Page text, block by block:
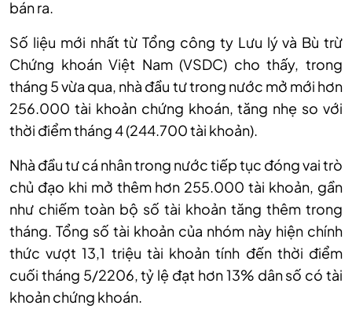
bán ra.
Số liệu mới nhất từ Tổng công ty Lưu lý và Bù trừ
Chứng khoán Việt Nam (VSDC) cho thấy, trong
tháng 5 vừa qua, nhà đầu tư trong nước mở mới hơn
256.000 tài khoản chứng khoán, tăng nhẹ so với
thời điểm tháng 4 (244.700 tài khoản).
Nhà đầu tư cá nhân trong nước tiếp tục đóng vai trò
chủ đạo khi mở thêm hơn 255.000 tài khoản, gần
như chiếm toàn bộ số tài khoản tăng thêm trong
tháng. Tổng số tài khoản của nhóm này hiện chính
thức vượt 13,1 triệu tài khoản tính đến thời điểm
cuối tháng 5/2206, tỷ lệ đạt hơn 13% dân số có tài
khoản chứng khoán.